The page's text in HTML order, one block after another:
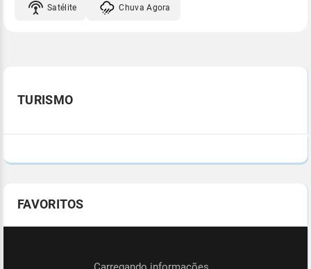
Satélite Chuva Agora
TURISMO
FAVORITOS